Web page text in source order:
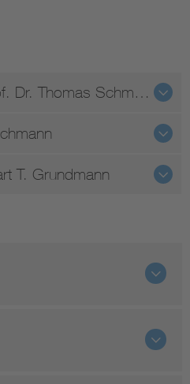
Jury Vorsitzender Prof. Dr. Thomas Schmitz-Rode
T. Grundmann